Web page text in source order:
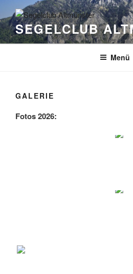
Inhalt
springenSEGELCLUB
Menü
GALERIE
Fotos 2026: